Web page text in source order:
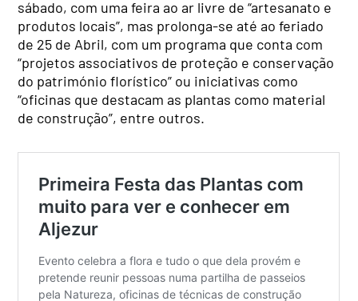
sábado, com uma feira ao ar livre de “artesanato e
produtos locais”, mas prolonga-se até ao feriado
de 25 de Abril, com um programa que conta com
“projetos associativos de proteção e conservação
do património florístico” ou iniciativas como
“oficinas que destacam as plantas como material
de construção”, entre outros.